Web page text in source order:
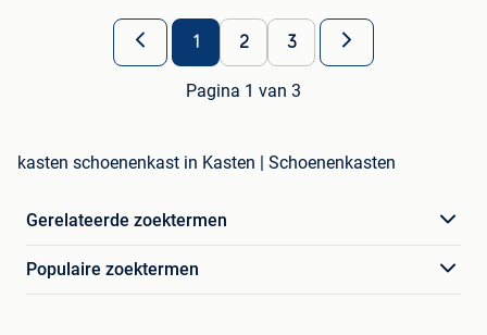
1 2 3
Pagina 1 van 3
kasten schoenenkast in Kasten | Schoenenkasten
Gerelateerde zoektermen
Populaire zoektermen